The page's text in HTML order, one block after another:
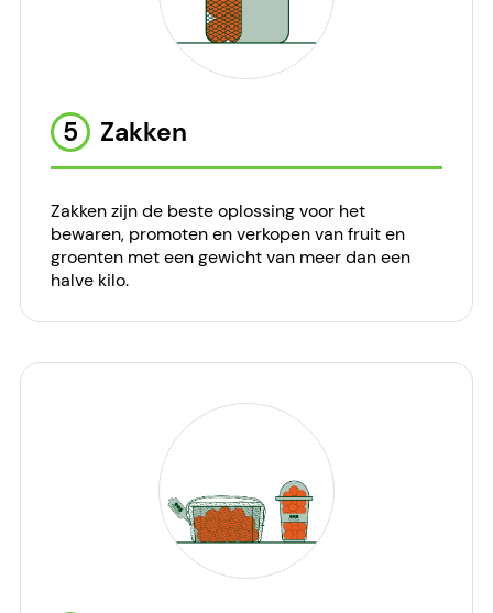
5 Zakken
Zakken zijn de beste oplossing voor het
bewaren, promoten en verkopen van fruit en
groenten met een gewicht van meer dan een
halve kilo.